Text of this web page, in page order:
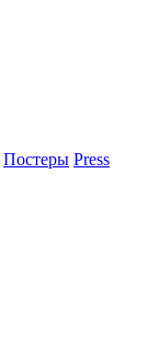
Постеры Press